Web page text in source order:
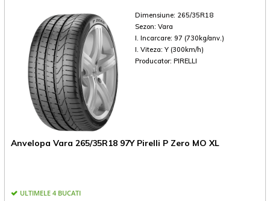
Dimensiune: 265/35R18
Sezon: Vara
I. Incarcare: 97 (730kg/anv.)
I. Viteza: Y (300km/h)
Producator: PIRELLI
Anvelopa Vara 265/35R18 97Y Pirelli P Zero MO XL
ULTIMELE 4 BUCATI